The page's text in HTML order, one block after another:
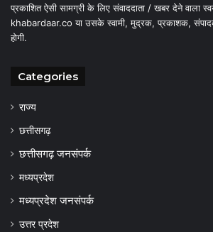
प्रकाशित ऐसी सामग्री के लिए संवाददाता / खबर देने वाला
khabardaar.co या उसके स्वामी, मुद्रक, प्रकाशक, संपादक
होगी.
Categories
राज्य
छत्तीसगढ़
छत्तीसगढ़ जनसंपर्क
मध्यप्रदेश
मध्यप्रदेश जनसंपर्क
उत्तर प्रदेश